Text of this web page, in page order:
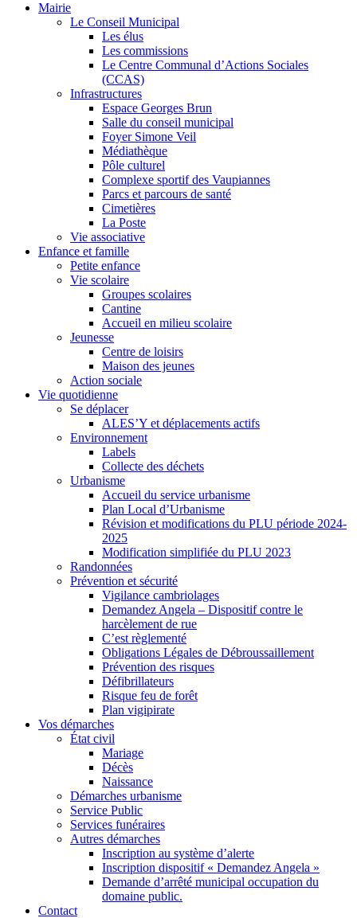
Mairie
Le Conseil Municipal
Les élus
Les commissions
Le Centre Communal d’Actions Sociales
(CCAS)
Infrastructures
Espace Georges Brun
Salle du conseil municipal
Foyer Simone Veil
Médiathèque
Pôle culturel
Complexe sportif des Vaupiannes
Parcs et parcours de santé
Cimetières
La Poste
Vie associative
Enfance et famille
Petite enfance
Vie scolaire
Groupes scolaires
Cantine
Accueil en milieu scolaire
Jeunesse
Centre de loisirs
Maison des jeunes
Action sociale
Vie quotidienne
Se déplacer
ALES’Y et déplacements actifs
Environnement
Labels
Collecte des déchets
Urbanisme
Accueil du service urbanisme
Plan Local d’Urbanisme
Révision et modifications du PLU période 2024-
2025
Modification simplifiée du PLU 2023
Randonnées
Prévention et sécurité
Vigilance cambriolages
Demandez Angela – Dispositif contre le
harcèlement de rue
C’est règlementé
Obligations Légales de Débroussaillement
Prévention des risques
Défibrillateurs
Risque feu de forêt
Plan vigipirate
Vos démarches
État civil
Mariage
Décès
Naissance
Démarches urbanisme
Service Public
Services funéraires
Autres démarches
Inscription au système d’alerte
Inscription dispositif « Demandez Angela »
Demande d’arrêté municipal occupation du
domaine public.
Contact